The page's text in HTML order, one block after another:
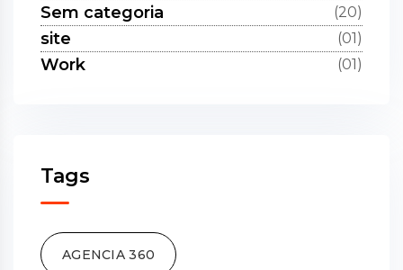
Sem categoria (20)
site (01)
Work (01)
Tags
AGENCIA 360